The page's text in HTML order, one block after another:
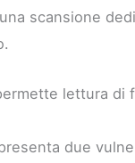
scansione
lettura di
due